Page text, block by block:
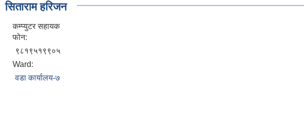
सिताराम हरिजन
कम्प्युटर सहायक
फोन:
९८१९५१९९०५
Ward:
वडा कार्यालय-७